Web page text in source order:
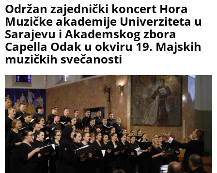
Održan zajednički koncert Hora
Muzičke akademije Univerziteta u
Sarajevu i Akademskog zbora
Capella Odak u okviru 19. Majskih
muzičkih svečanosti